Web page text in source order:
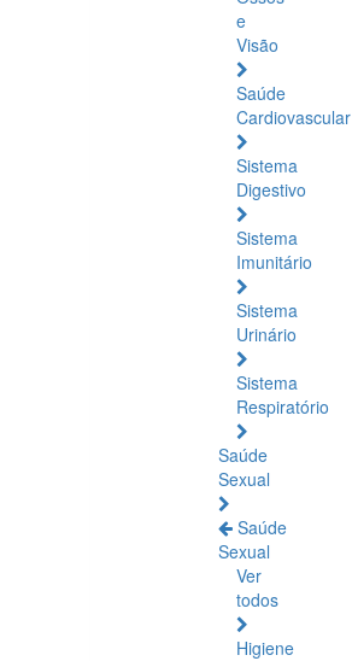
e
Visão
Saúde
Cardiovascular
Sistema
Digestivo
Sistema
Imunitário
Sistema
Urinário
Sistema
Respiratório
Saúde
Sexual
Saúde
Sexual
Ver
todos
Higiene